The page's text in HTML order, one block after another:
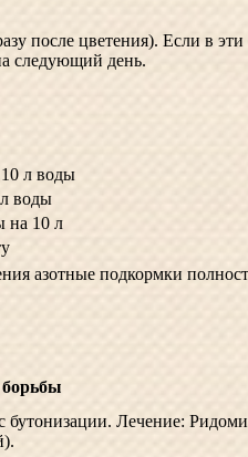
после цветения). Если в
следующий день.
л воды
воды
на 10 л
азотные подкормки
бутонизации. Лечение: